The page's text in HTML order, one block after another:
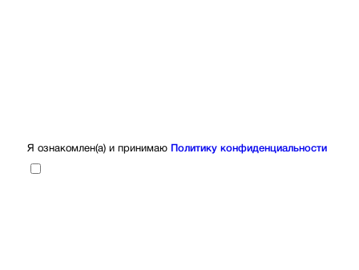
Я ознакомлен(а) и принимаю Политику конфиденциальности